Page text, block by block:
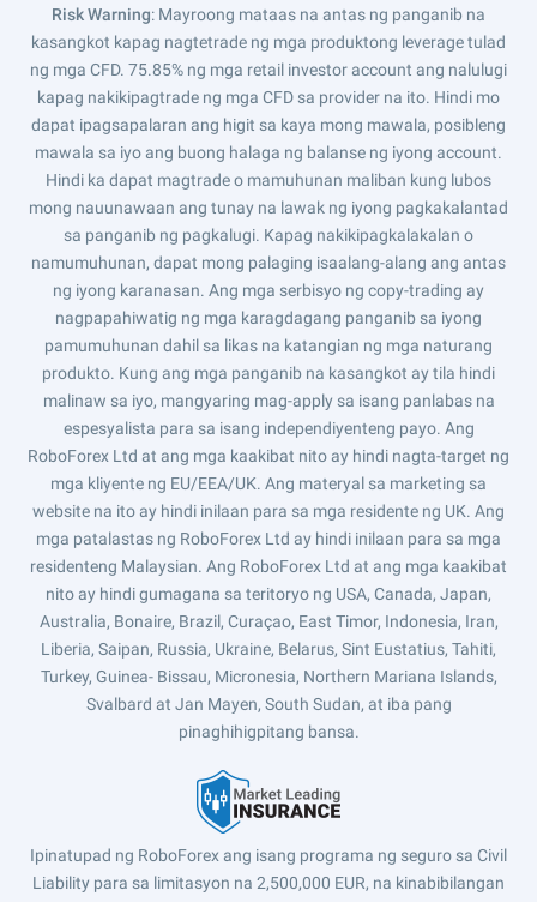
Risk Warning: Mayroong mataas na antas ng panganib na
kasangkot kapag nagtetrade ng mga produktong leverage tulad
ng mga CFD. 75.85% ng mga retail investor account ang nalulugi
kapag nakikipagtrade ng mga CFD sa provider na ito. Hindi mo
dapat ipagsapalaran ang higit sa kaya mong mawala, posibleng
mawala sa iyo ang buong halaga ng balanse ng iyong account.
Hindi ka dapat magtrade o mamuhunan maliban kung lubos
mong nauunawaan ang tunay na lawak ng iyong pagkakalantad
sa panganib ng pagkalugi. Kapag nakikipagkalakalan o
namumuhunan, dapat mong palaging isaalang-alang ang antas
ng iyong karanasan. Ang mga serbisyo ng copy-trading ay
nagpapahiwatig ng mga karagdagang panganib sa iyong
pamumuhunan dahil sa likas na katangian ng mga naturang
produkto. Kung ang mga panganib na kasangkot ay tila hindi
malinaw sa iyo, mangyaring mag-apply sa isang panlabas na
espesyalista para sa isang independiyenteng payo. Ang
RoboForex Ltd at ang mga kaakibat nito ay hindi nagta-target ng
mga kliyente ng EU/EEA/UK. Ang materyal sa marketing sa
website na ito ay hindi inilaan para sa mga residente ng UK. Ang
mga patalastas ng RoboForex Ltd ay hindi inilaan para sa mga
residenteng Malaysian. Ang RoboForex Ltd at ang mga kaakibat
nito ay hindi gumagana sa teritoryo ng USA, Canada, Japan,
Australia, Bonaire, Brazil, Curaçao, East Timor, Indonesia, Iran,
Liberia, Saipan, Russia, Ukraine, Belarus, Sint Eustatius, Tahiti,
Turkey, Guinea- Bissau, Micronesia, Northern Mariana Islands,
Svalbard at Jan Mayen, South Sudan, at iba pang
pinaghihigpitang bansa.
Ipinatupad ng RoboForex ang isang programa ng seguro sa Civil
Liability para sa limitasyon na 2,500,000 EUR, na kinabibilangan